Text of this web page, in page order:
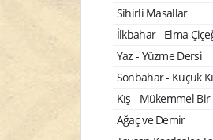
Sihirli Masallar
İlkbahar - Elma
Yaz - Yüzme Dersi
Sonbahar - Küçük
Kış - Mükemmel Bir
Ağaç ve Demir